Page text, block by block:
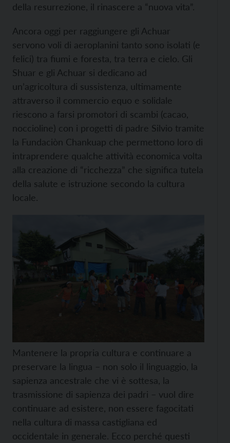
della resurrezione, il rinascere a “nuova vita”.
Ancora oggi per raggiungere gli Achuar
servono voli di aeroplanini tanto sono isolati (e
felici) tra fiumi e foresta, tra terra e cielo. Gli
Shuar e gli Achuar si dedicano ad
un’agricoltura di sussistenza, ultimamente
attraverso il commercio equo e solidale
riescono a farsi promotori di scambi (cacao,
noccioline) con i progetti di padre Silvio tramite
la Fundaciòn Chankuap che permettono loro di
intraprendere qualche attività economica volta
alla creazione di “ricchezza” che significa tutela
della salute e istruzione secondo la cultura
locale.
Mantenere la propria cultura e continuare a
preservare la lingua – non solo il linguaggio, la
sapienza ancestrale che vi è sottesa, la
trasmissione di sapienza dei padri – vuol dire
continuare ad esistere, non essere fagocitati
nella cultura di massa castigliana ed
occidentale in generale. Ecco perché questi